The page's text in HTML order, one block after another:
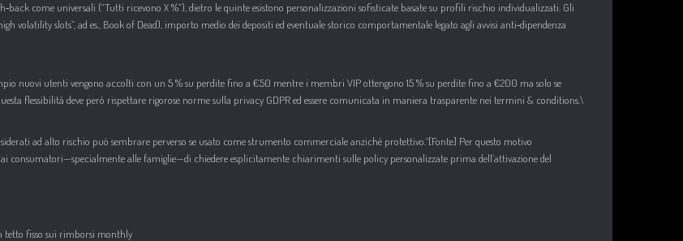
come universali (“Tutti ricevono X %”), dietro le quinte esistono personalizzazioni sofisticate basate su profili rischio individualizzati.​ Gli
volatility slots”, ad es., Book of Dead), importo medio dei depositi ed eventuale storico comportamentale legato agli avvisi anti‑dipendenza
nuovi utenti vengono accolti con un 5 % su perdite fino a €50 mentre i membri VIP ottengono 15 % su perdite fino a €200 ma solo se
flessibilità deve però rispettare rigorose norme sulla privacy GDPR ed essere comunicata in maniera trasparente nei termini & conditions.\
ad alto rischio può sembrare perverso se usato come strumento commerciale anziché protettivo.^[Fonte] Per questo motivo
consumatori—specialmente alle famiglie—di chiedere esplicitamente chiarimenti sulle policy personalizzate prima dell’attivazione del
tetto fisso sui rimborsi monthly